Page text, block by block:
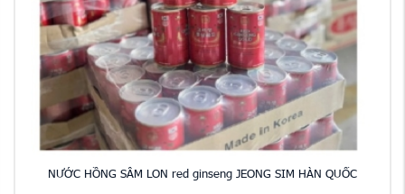
NƯỚC HỒNG SÂM LON red ginseng JEONG SIM HÀN QUỐC